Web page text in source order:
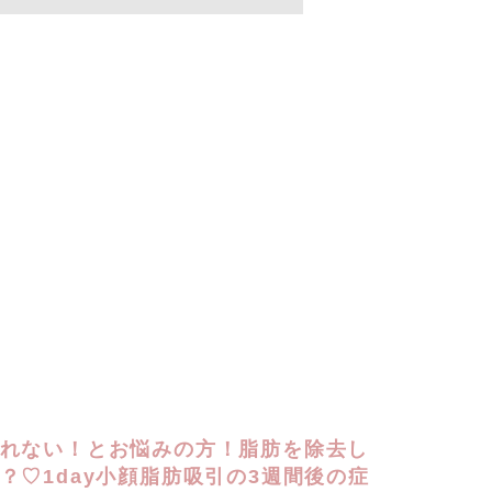
ない！とお悩みの方！脂肪を除去し
♡1day小顔脂肪吸引の3週間後の症